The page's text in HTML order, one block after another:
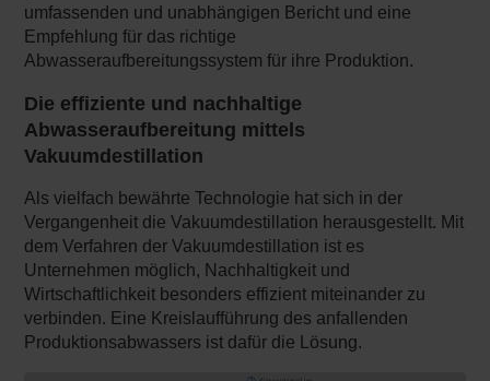
umfassenden und unabhängigen Bericht und eine
Empfehlung für das richtige
Abwasseraufbereitungssystem für ihre Produktion.
Die effiziente und nachhaltige
Abwasseraufbereitung mittels
Vakuumdestillation
Als vielfach bewährte Technologie hat sich in der
Vergangenheit die Vakuumdestillation herausgestellt. Mit
dem Verfahren der Vakuumdestillation ist es
Unternehmen möglich, Nachhaltigkeit und
Wirtschaftlichkeit besonders effizient miteinander zu
verbinden. Eine Kreislaufführung des anfallenden
Produktionsabwassers ist dafür die Lösung.